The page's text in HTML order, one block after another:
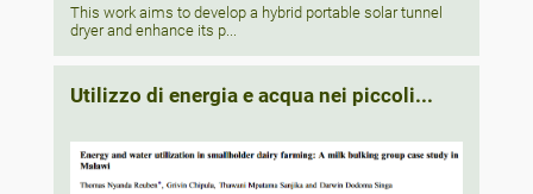
This work aims to develop a hybrid portable solar tunnel
dryer and enhance its p...
Utilizzo di energia e acqua nei piccoli...